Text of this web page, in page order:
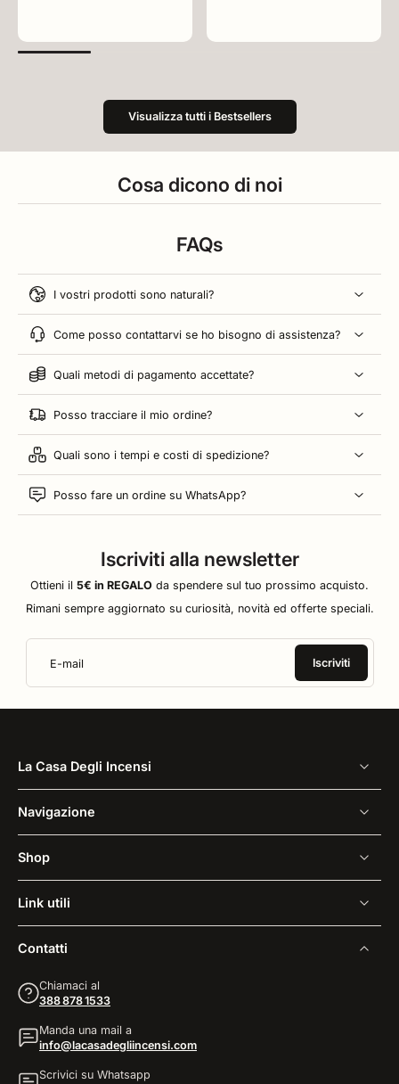
Visualizza tutti i Bestsellers
Cosa dicono di noi
FAQs
I vostri prodotti sono naturali?
Come posso contattarvi se ho bisogno di assistenza?
Quali metodi di pagamento accettate?
Posso tracciare il mio ordine?
Quali sono i tempi e costi di spedizione?
Posso fare un ordine su WhatsApp?
Iscriviti alla newsletter
Ottieni il 5€ in REGALO da spendere sul tuo prossimo acquisto.
Rimani sempre aggiornato su curiosità, novità ed offerte speciali.
E-mail Iscriviti
La Casa Degli Incensi
Navigazione
Shop
Link utili
Contatti
Chiamaci al
388 878 1533
Manda una mail a
info@lacasadegliincensi.com
Scrivici su Whatsapp